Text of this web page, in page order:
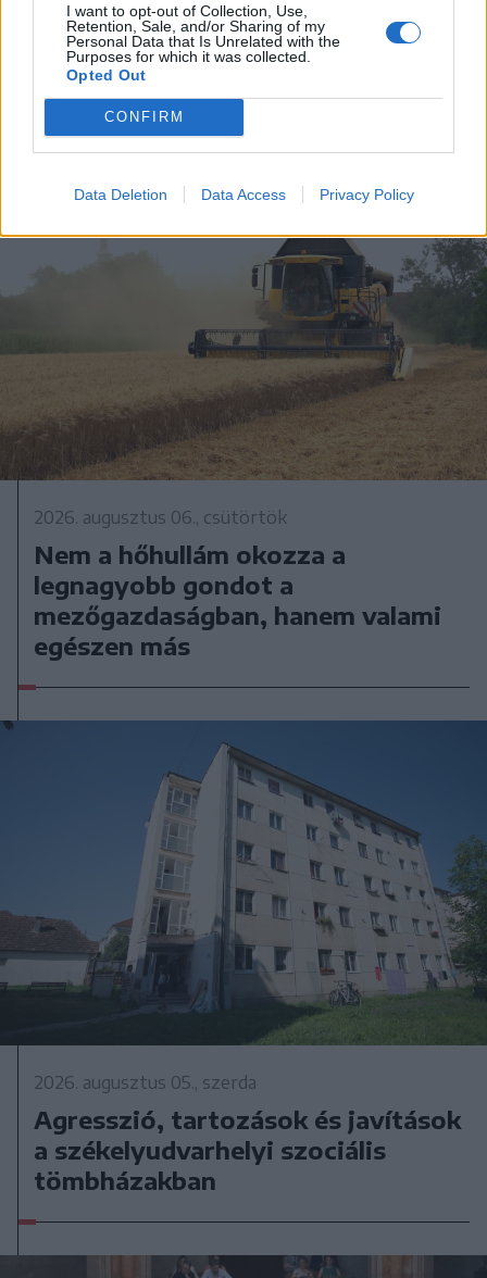
I want to opt-out of Collection, Use,
Retention, Sale, and/or Sharing of my
Personal Data that Is Unrelated with the
Purposes for which it was collected.
Opted Out
CONFIRM
Data Deletion Data Access Privacy Policy
évada
2026. augusztus 06., csütörtök
Nem a hőhullám okozza a
legnagyobb gondot a
mezőgazdaságban, hanem valami
egészen más
2026. augusztus 05., szerda
Agresszió, tartozások és javítások
a székelyudvarhelyi szociális
tömbházakban